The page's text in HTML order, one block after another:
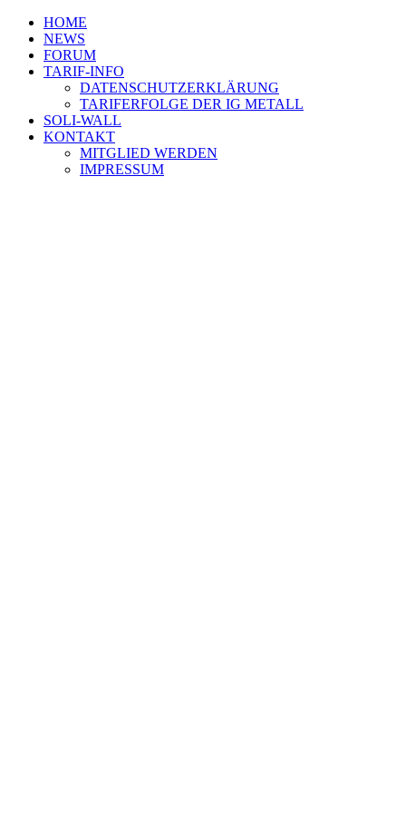
HOME
NEWS
FORUM
TARIF-INFO
DATENSCHUTZERKLÄRUNG
TARIFERFOLGE DER IG METALL
SOLI-WALL
KONTAKT
MITGLIED WERDEN
IMPRESSUM